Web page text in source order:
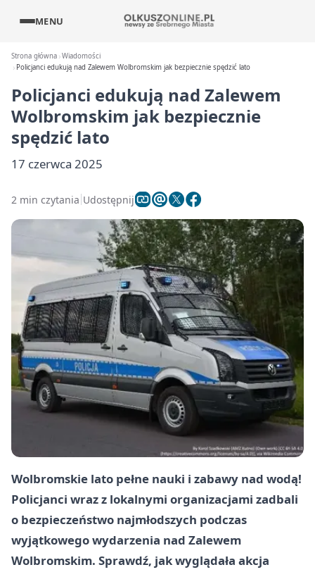
MENU
Strona główna Wiadomości
Policjanci edukują nad Zalewem Wolbromskim jak bezpiecznie spędzić lato
Policjanci edukują nad Zalewem
Wolbromskim jak bezpiecznie
spędzić lato
17 czerwca 2025
2 min czytania Udostępnij
Wolbromskie lato pełne nauki i zabawy nad wodą!
Policjanci wraz z lokalnymi organizacjami zadbali
o bezpieczeństwo najmłodszych podczas
wyjątkowego wydarzenia nad Zalewem
Wolbromskim. Sprawdź, jak wyglądała akcja